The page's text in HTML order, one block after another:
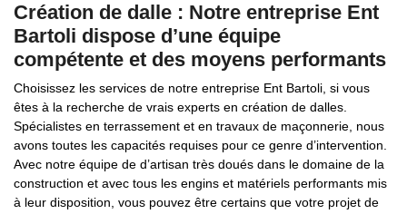
Création de dalle : Notre entreprise Ent
Bartoli dispose d’une équipe
compétente et des moyens performants
Choisissez les services de notre entreprise Ent Bartoli, si vous
êtes à la recherche de vrais experts en création de dalles.
Spécialistes en terrassement et en travaux de maçonnerie, nous
avons toutes les capacités requises pour ce genre d’intervention.
Avec notre équipe de d’artisan très doués dans le domaine de la
construction et avec tous les engins et matériels performants mis
à leur disposition, vous pouvez être certains que votre projet de